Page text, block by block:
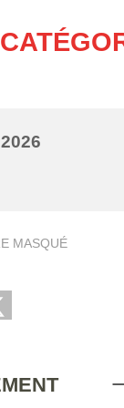
2026
MASQUÉ